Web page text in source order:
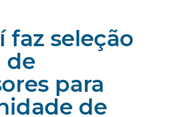
faz seleção
de
para
de